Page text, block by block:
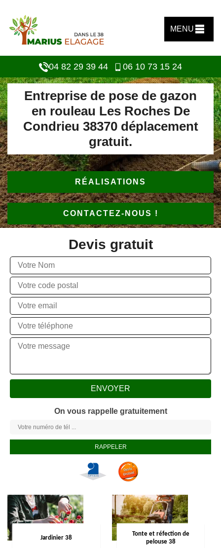
MENU
04 82 29 39 44 06 10 73 15 24
Entreprise de pose de gazon
en rouleau Les Roches De
Condrieu 38370 déplacement
gratuit.
RÉALISATIONS
CONTACTEZ-NOUS !
Devis gratuit
On vous rappelle gratuitement
Jardinier 38
Tonte et réfection de
pelouse 38